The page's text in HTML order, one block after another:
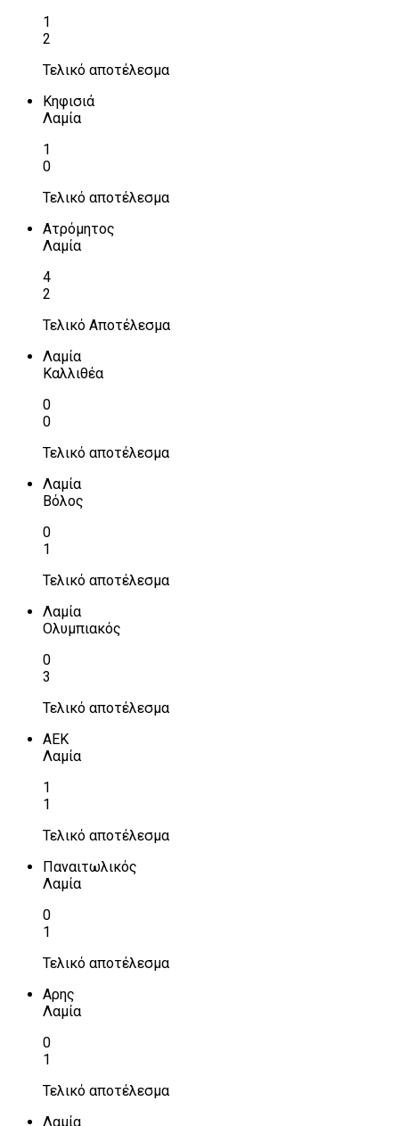
1
2
Τελικό αποτέλεσμα
Κηφισιά
Λαμία
1
0
Τελικό αποτέλεσμα
Ατρόμητος
Λαμία
4
2
Τελικό Αποτέλεσμα
Λαμία
Καλλιθέα
0
0
Τελικό αποτέλεσμα
Λαμία
Βόλος
0
1
Τελικό αποτέλεσμα
Λαμία
Ολυμπιακός
0
3
Τελικό αποτέλεσμα
ΑΕΚ
Λαμία
1
1
Τελικό αποτέλεσμα
Παναιτωλικός
Λαμία
0
1
Τελικό αποτέλεσμα
Αρης
Λαμία
0
1
Τελικό αποτέλεσμα
Λαμία